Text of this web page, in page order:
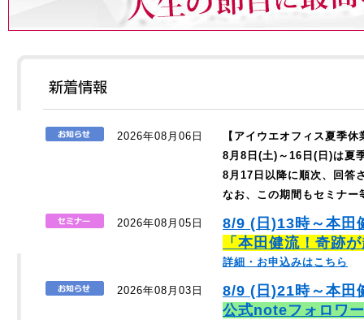
2026年08月06日
【アイウエオフィス夏季
8月8日(土)～16日(日)は夏
8月17日以降に順次、回答
なお、この期間もセミナ
2026年08月05日
8/9 (日)13時～本田
「本田健流！奇跡
詳細・お申込みはこちら
2026年08月03日
8/9 (日)21時～本田
公式noteフォロワ